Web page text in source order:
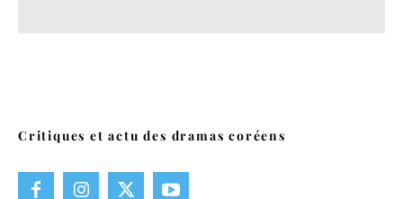
Critiques et actu des dramas coréens